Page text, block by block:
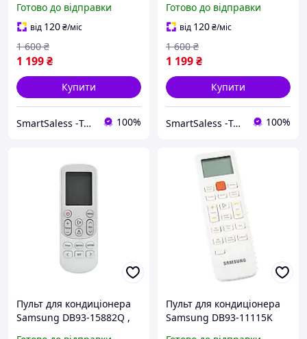
оригінальний пульт
кондиціонера Самсунг
Готово до відправки
від 120₴/міс
1 199₴
1 600 ₴
Купити
SmartSaless -Територія розумних продажів. Інтернет магазин електроніки та товарів для відпочінку 100%
Оригінальний пульт
кондиціонера Самсунг
Готово до відправки
від 120₴/міс
1 199₴
1 600 ₴
Купити
SmartSaless -Територія розумних продажів. Інтернет магазин електроніки та товарів для відпочінку 100%
Пульт для кондиціонера
Samsung DB93-15882Q ,
Пульт для кондиціонера
Samsung DB93-11115K